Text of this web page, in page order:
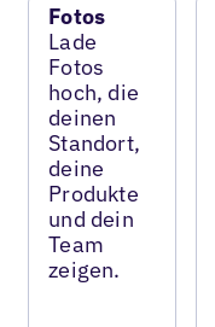
Fotos
Lade
Fotos
hoch, die
deinen
Standort,
deine
Produkte
und dein
Team
zeigen.